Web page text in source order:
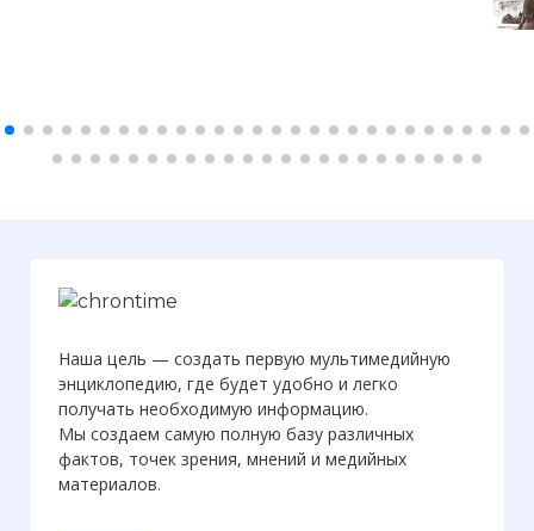
Наша цель — создать первую мультимедийную
энциклопедию, где будет удобно и легко
получать необходимую информацию.
Мы создаем самую полную базу различных
фактов, точек зрения, мнений и медийных
материалов.